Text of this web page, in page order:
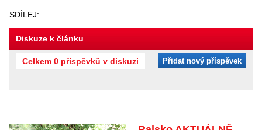
SDÍLEJ:
Diskuze k článku
Celkem 0 příspěvků v diskuzi Přidat nový příspěvek